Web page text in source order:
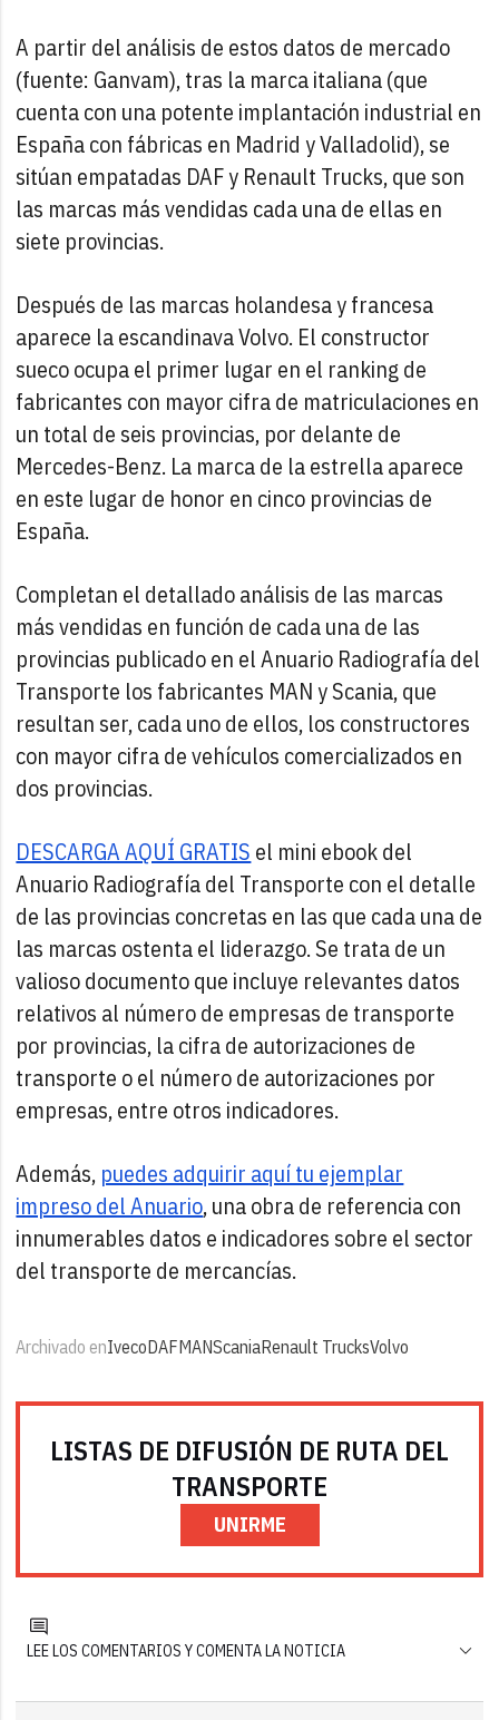
A partir del análisis de estos datos de mercado
(fuente: Ganvam), tras la marca italiana (que
cuenta con una potente implantación industrial en
España con fábricas en Madrid y Valladolid), se
sitúan empatadas DAF y Renault Trucks, que son
las marcas más vendidas cada una de ellas en
siete provincias.
Después de las marcas holandesa y francesa
aparece la escandinava Volvo. El constructor
sueco ocupa el primer lugar en el ranking de
fabricantes con mayor cifra de matriculaciones en
un total de seis provincias, por delante de
Mercedes-Benz. La marca de la estrella aparece
en este lugar de honor en cinco provincias de
España.
Completan el detallado análisis de las marcas
más vendidas en función de cada una de las
provincias publicado en el Anuario Radiografía del
Transporte los fabricantes MAN y Scania, que
resultan ser, cada uno de ellos, los constructores
con mayor cifra de vehículos comercializados en
dos provincias.
DESCARGA AQUÍ GRATIS el mini ebook del
Anuario Radiografía del Transporte con el detalle
de las provincias concretas en las que cada una de
las marcas ostenta el liderazgo. Se trata de un
valioso documento que incluye relevantes datos
relativos al número de empresas de transporte
por provincias, la cifra de autorizaciones de
transporte o el número de autorizaciones por
empresas, entre otros indicadores.
Además, puedes adquirir aquí tu ejemplar
impreso del Anuario, una obra de referencia con
innumerables datos e indicadores sobre el sector
del transporte de mercancías.
Archivado enIvecoDAFMANScaniaRenault TrucksVolvo
LISTAS DE DIFUSIÓN DE RUTA DEL
TRANSPORTE
UNIRME
LEE LOS COMENTARIOS Y COMENTA LA NOTICIA